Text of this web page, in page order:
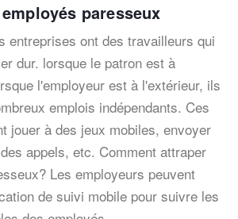
paresseux
entreprises ont des travailleurs qui
dur. lorsque le patron est à
l'employeur est à l'extérieur, ils
emplois indépendants. Ces
jouer à des jeux mobiles, envoyer
appels, etc. Comment attraper
Les employeurs peuvent
de suivi mobile pour suivre les